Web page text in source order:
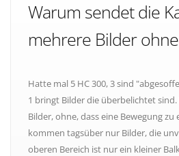
Warum sendet die
mehrere Bilder
Hatte mal 5 HC 300, 3 sind
1 bringt Bilder die überbelichtet sind.
Bilder, ohne, dass eine Bewegung
kommen tagsüber nur Bilder, die
oberen Bereich ist nur ein kleiner